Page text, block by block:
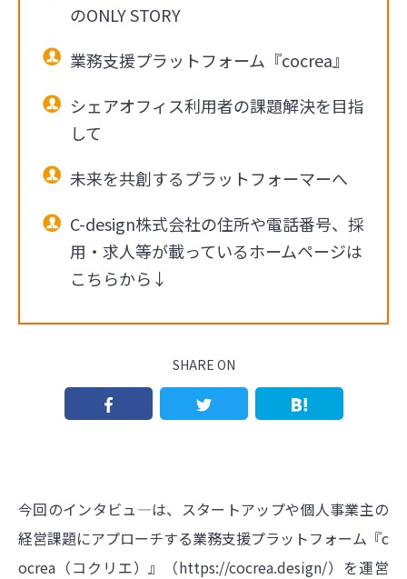
のONLY STORY
業務支援プラットフォーム『cocrea』
シェアオフィス利用者の課題解決を目指
して
未来を共創するプラットフォーマーへ
C-design株式会社の住所や電話番号、採
用・求人等が載っているホームページは
こちらから↓
SHARE ON
今回のインタビュ―は、スタートアップや個人事業主の
経営課題にアプローチする業務支援プラットフォーム『c
ocrea（コクリエ）』（https://cocrea.design/）を運営